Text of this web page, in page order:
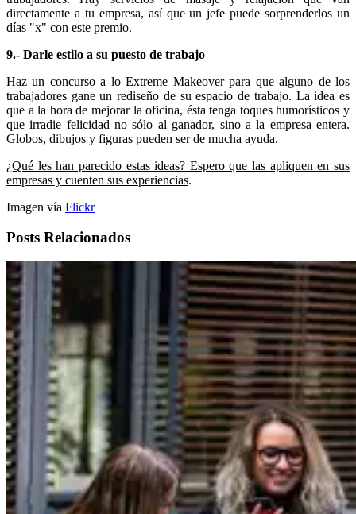
directamente a tu empresa, así que un jefe puede sorprenderlos un
días "x" con este premio.
9.- Darle estilo a su puesto de trabajo
Haz un concurso a lo Extreme Makeover para que alguno de los
trabajadores gane un rediseño de su espacio de trabajo. La idea es
que a la hora de mejorar la oficina, ésta tenga toques humorísticos y
que irradie felicidad no sólo al ganador, sino a la empresa entera.
Globos, dibujos y figuras pueden ser de mucha ayuda.
¿Qué les han parecido estas ideas? Espero que las apliquen en sus
empresas y cuenten sus experiencias.
Imagen vía Flickr
Posts Relacionados